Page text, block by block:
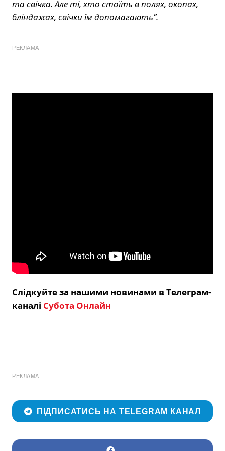
та свічка. Але ті, хто стоїть в полях, окопах,
бліндажах, свічки їм допомагають”.
РЕКЛАМА
Слідкуйте за нашими новинами в Телеграм-
каналі Субота Онлайн
РЕКЛАМА
ПІДПИСАТИСЬ НА TELEGRAM КАНАЛ